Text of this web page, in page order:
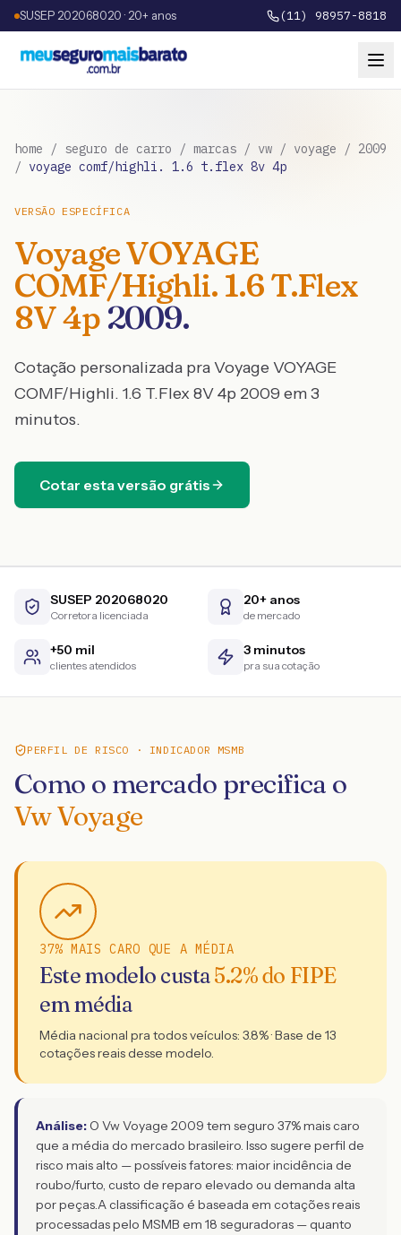
SUSEP 202068020 · 20+ anos (11) 98957-8818
home / seguro de carro / marcas / vw / voyage / 2009
/ voyage comf/highli. 1.6 t.flex 8v 4p
VERSÃO ESPECÍFICA
VoyageVOYAGE
COMF/Highli. 1.6 T.Flex
8V 4p 2009.
Cotação personalizada praVoyageVOYAGE
COMF/Highli. 1.6 T.Flex 8V 4p 2009 em 3
minutos.
Cotar esta versão grátis
SUSEP 202068020
Corretora licenciada
20+ anos
de mercado
+50 mil
clientes atendidos
3 minutos
pra sua cotação
PERFIL DE RISCO · INDICADOR MSMB
Como o mercado precifica o
Vw Voyage
37% MAIS CARO QUE A MÉDIA
Este modelo custa5.2% do FIPE
em média
Média nacional pra todos veículos: 3.8% · Base de 13
cotações reais desse modelo.
Análise: O Vw Voyage 2009 tem seguro 37% mais caro
que a média do mercado brasileiro. Isso sugere perfil de
risco mais alto — possíveis fatores: maior incidência de
roubo/furto, custo de reparo elevado ou demanda alta
por peças.A classificação é baseada em cotações reais
processadas pelo MSMB em 18 seguradoras — quanto